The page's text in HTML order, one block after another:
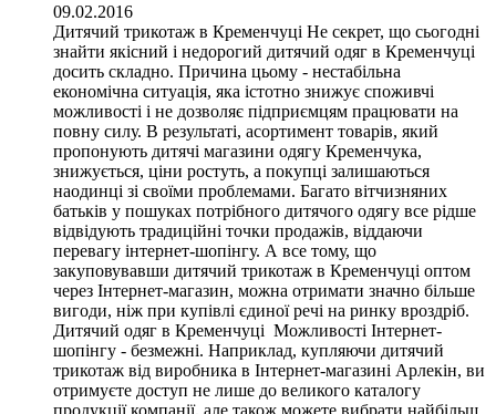
09.02.2016
Дитячий трикотаж в Кременчуці Не секрет, що сьогодні
знайти якісний і недорогий дитячий одяг в Кременчуці
досить складно. Причина цьому - нестабільна
економічна ситуація, яка істотно знижує споживчі
можливості і не дозволяє підприємцям працювати на
повну силу. В результаті, асортимент товарів, який
пропонують дитячі магазини одягу Кременчука,
знижується, ціни ростуть, а покупці залишаються
наодинці зі своїми проблемами. Багато вітчизняних
батьків у пошуках потрібного дитячого одягу все рідше
відвідують традиційні точки продажів, віддаючи
перевагу інтернет-шопінгу. А все тому, що
закуповувавши дитячий трикотаж в Кременчуці оптом
через Інтернет-магазин, можна отримати значно більше
вигоди, ніж при купівлі єдиної речі на ринку вроздріб.
Дитячий одяг в Кременчуці Можливості Інтернет-
шопінгу - безмежні. Наприклад, купляючи дитячий
трикотаж від виробника в Інтернет-магазині Арлекін, ви
отримуєте доступ не лише до великого каталогу
продукції компанії, але також можете вибрати найбільш